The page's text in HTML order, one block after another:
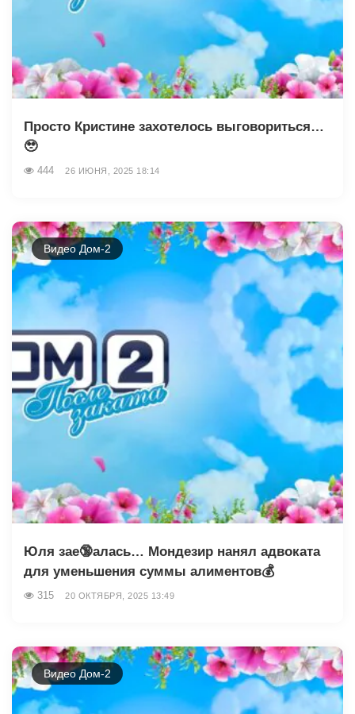
Просто Кристине захотелось выговориться…
🥹
444 26 ИЮНЯ, 2025 18:14
Видео Дом-2
Юля зае🔞алась… Мондезир нанял адвоката
для уменьшения суммы алиментов💰
315 20 ОКТЯБРЯ, 2025 13:49
Видео Дом-2